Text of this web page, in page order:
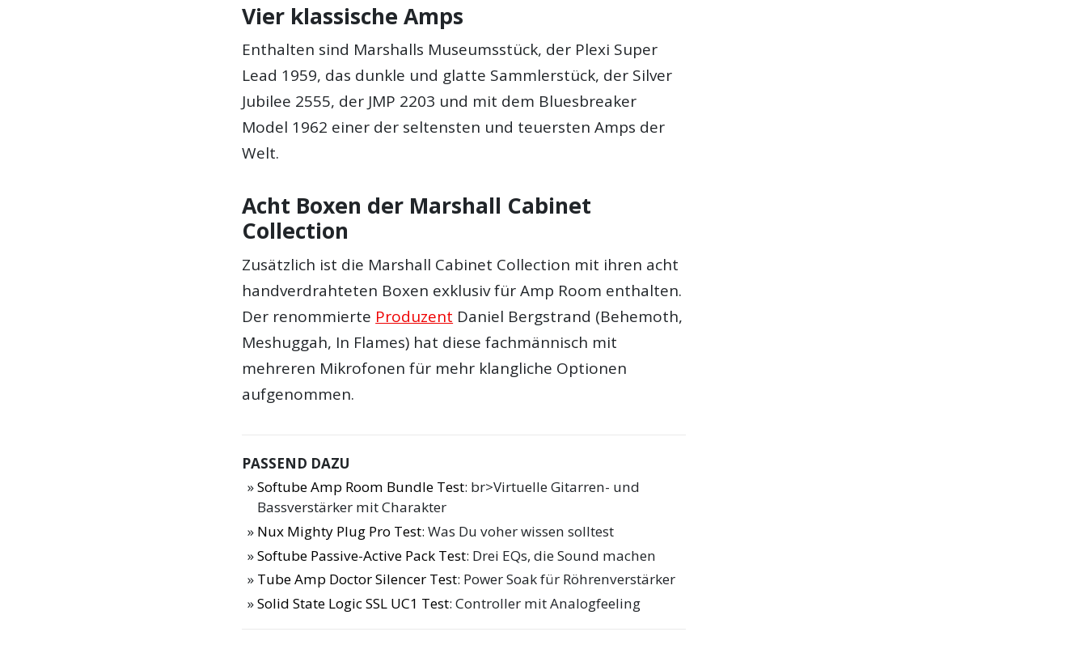
Vier klassische Amps
Enthalten sind Marshalls Museumsstück, der Plexi Super
Lead 1959, das dunkle und glatte Sammlerstück, der Silver
Jubilee 2555, der JMP 2203 und mit dem Bluesbreaker
Model 1962 einer der seltensten und teuersten Amps der
Welt.
Acht Boxen der Marshall Cabinet
Collection
Zusätzlich ist die Marshall Cabinet Collection mit ihren acht
handverdrahteten Boxen exklusiv für Amp Room enthalten.
Der renommierte Produzent Daniel Bergstrand (Behemoth,
Meshuggah, In Flames) hat diese fachmännisch mit
mehreren Mikrofonen für mehr klangliche Optionen
aufgenommen.
PASSEND DAZU
Softube Amp Room Bundle Test: br>Virtuelle Gitarren- und
Bassverstärker mit Charakter
Nux Mighty Plug Pro Test: Was Du voher wissen solltest
Softube Passive-Active Pack Test: Drei EQs, die Sound machen
Tube Amp Doctor Silencer Test: Power Soak für Röhrenverstärker
Solid State Logic SSL UC1 Test: Controller mit Analogfeeling